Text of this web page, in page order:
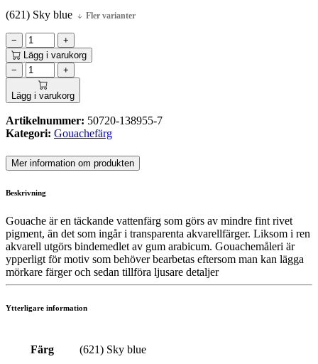
(621) Sky blue Fler varianter
−
+
Lägg i varukorg
−
+
Lägg i varukorg
Artikelnummer: 50720-138955-7
Kategori: Gouachefärg
Mer information om produkten
Beskrivning
Gouache är en täckande vattenfärg som görs av mindre fint rivet
pigment, än det som ingår i transparenta akvarellfärger. Liksom i ren
akvarell utgörs bindemedlet av gum arabicum. Gouachemåleri är
ypperligt för motiv som behöver bearbetas eftersom man kan lägga
mörkare färger och sedan tillföra ljusare detaljer
Ytterligare information
Färg (621) Sky blue